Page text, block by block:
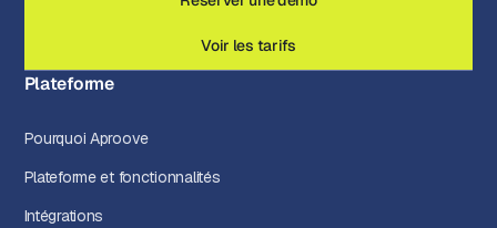
Voir les tarifs
Plateforme
Pourquoi Aproove
Plateforme et fonctionnalités
Intégrations